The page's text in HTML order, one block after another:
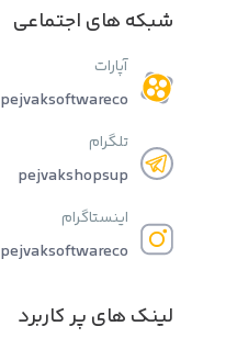
شبکه های اجتماعی
آپارات
pejvaksoftwareco
تلگرام
pejvakshopsup
اینستاگرام
pejvaksoftwareco
لینک های پر کاربرد